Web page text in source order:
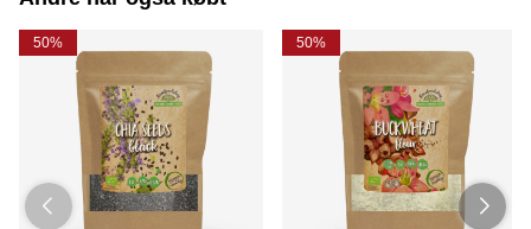
50% 50%